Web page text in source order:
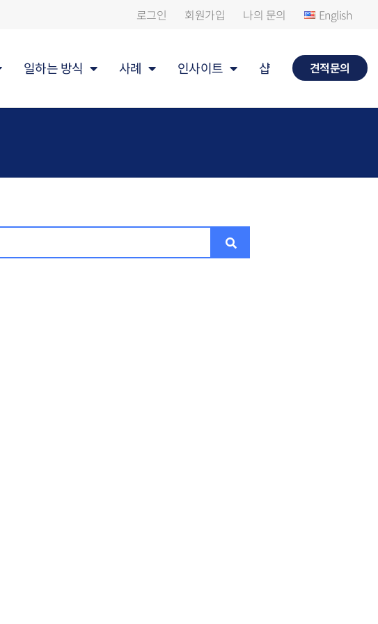
로그인 회원가입 나의 문의 English
일하는 방식 사례 인사이트 샵 견적문의